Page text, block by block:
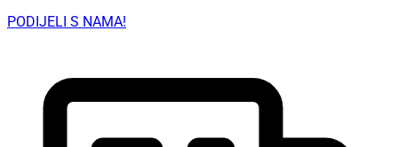
PODIJELI S NAMA!